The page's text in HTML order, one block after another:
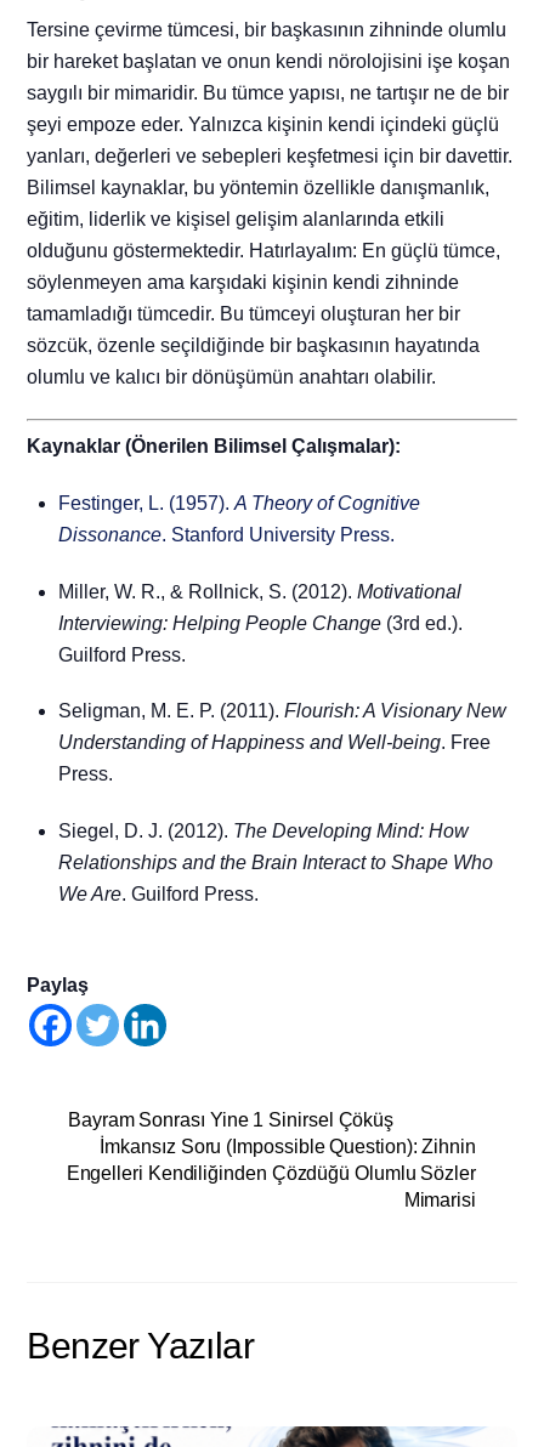
Tersine çevirme tümcesi, bir başkasının zihninde olumlu
bir hareket başlatan ve onun kendi nörolojisini işe koşan
saygılı bir mimaridir. Bu tümce yapısı, ne tartışır ne de bir
şeyi empoze eder. Yalnızca kişinin kendi içindeki güçlü
yanları, değerleri ve sebepleri keşfetmesi için bir davettir.
Bilimsel kaynaklar, bu yöntemin özellikle danışmanlık,
eğitim, liderlik ve kişisel gelişim alanlarında etkili
olduğunu göstermektedir. Hatırlayalım: En güçlü tümce,
söylenmeyen ama karşıdaki kişinin kendi zihninde
tamamladığı tümcedir. Bu tümceyi oluşturan her bir
sözcük, özenle seçildiğinde bir başkasının hayatında
olumlu ve kalıcı bir dönüşümün anahtarı olabilir.
Kaynaklar (Önerilen Bilimsel Çalışmalar):
Festinger, L. (1957). A Theory of Cognitive
Dissonance. Stanford University Press.
Miller, W. R., & Rollnick, S. (2012). Motivational
Interviewing: Helping People Change (3rd ed.).
Guilford Press.
Seligman, M. E. P. (2011). Flourish: A Visionary New
Understanding of Happiness and Well-being. Free
Press.
Siegel, D. J. (2012). The Developing Mind: How
Relationships and the Brain Interact to Shape Who
We Are. Guilford Press.
Paylaş
Bayram Sonrası Yine 1 Sinirsel Çöküş
İmkansız Soru (Impossible Question): Zihnin
Engelleri Kendiliğinden Çözdüğü Olumlu Sözler
Mimarisi
Benzer Yazılar